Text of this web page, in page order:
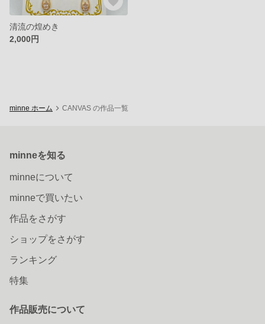
清流の煌めき
2,000円
minne ホーム CANVAS の作品一覧
minneを知る
minneについて
minneで買いたい
作品をさがす
ショップをさがす
ランキング
特集
作品販売について